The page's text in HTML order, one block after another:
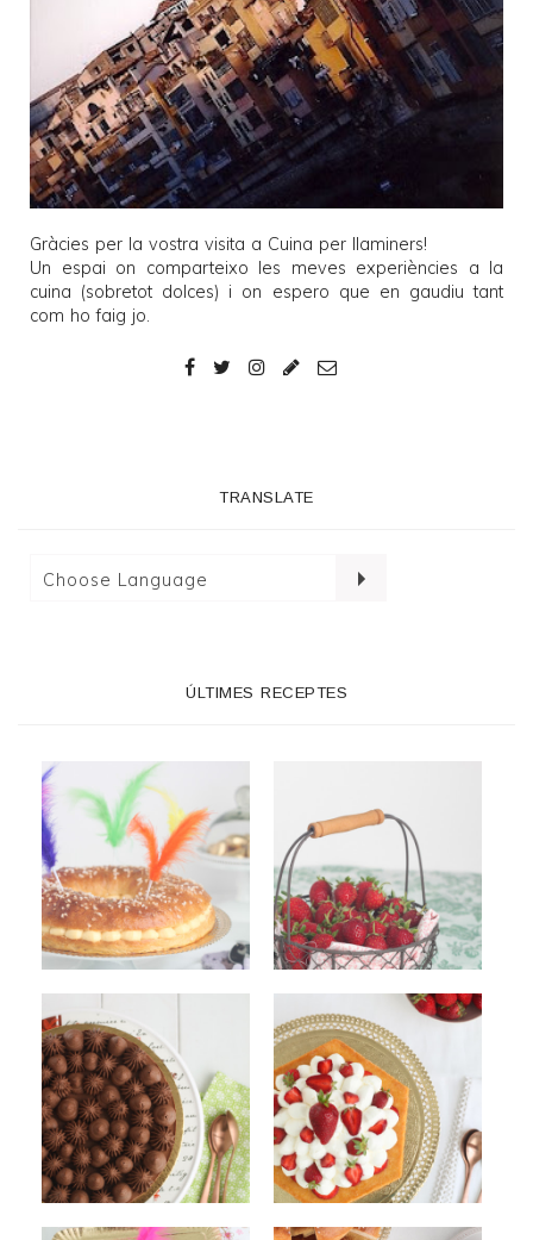
Gràcies per la vostra visita a Cuina per llaminers!
Un espai on comparteixo les meves experiències a la
cuina (sobretot dolces) i on espero que en gaudiu tant
com ho faig jo.
TRANSLATE
ÚLTIMES RECEPTES